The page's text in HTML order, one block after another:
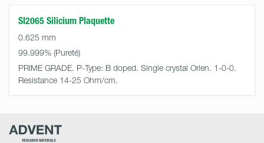
SI2065 Silicium Plaquette
0.625 mm
99.999%
PRIME GRADE. P-Type: B doped. Single crystal Orien. 1-0-0.
Resistance 14-25 Ohm/cm.
Advent